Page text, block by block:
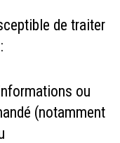
de traiter
ou
(notamment